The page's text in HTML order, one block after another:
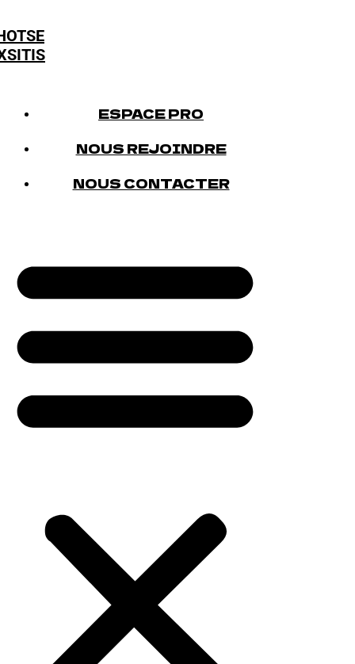
ESPACE PRO
NOUS REJOINDRE
NOUS CONTACTER